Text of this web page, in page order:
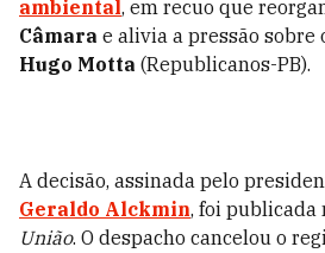
ambiental, em recuo que
Câmara e alivia a pressão sobre
Hugo Motta (Republicanos-PB).
A decisão, assinada pelo
Geraldo Alckmin, foi publicada
União. O despacho cancelou o